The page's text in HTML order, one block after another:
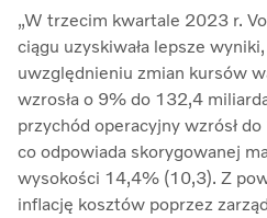
„W trzecim kwartale 2023 r.
ciągu uzyskiwała lepsze
uwzględnieniu zmian kursów
wzrosła o 9% do 132,4
przychód operacyjny wzrósł
co odpowiada skorygowanej
wysokości 14,4% (10,3). Z
inflację kosztów poprzez